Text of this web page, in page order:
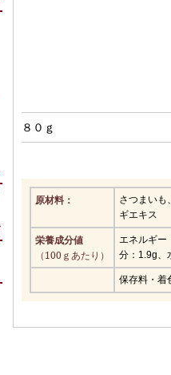
８０ｇ
原材料：
さつまいも
ギエキス
栄養成分値
（100ｇあたり）
エネルギー
分：1.9g、
保存料・着